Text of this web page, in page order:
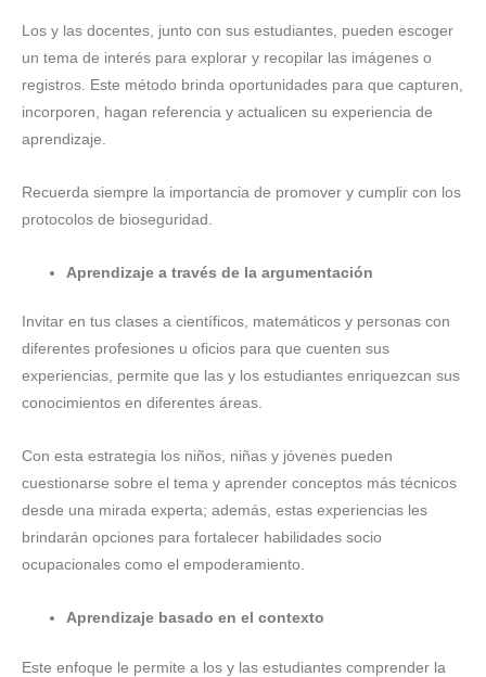
Los y las docentes, junto con sus estudiantes, pueden escoger
un tema de interés para explorar y recopilar las imágenes o
registros. Este método brinda oportunidades para que capturen,
incorporen, hagan referencia y actualicen su experiencia de
aprendizaje.
Recuerda siempre la importancia de promover y cumplir con los
protocolos de bioseguridad.
Aprendizaje a través de la argumentación
Invitar en tus clases a científicos, matemáticos y personas con
diferentes profesiones u oficios para que cuenten sus
experiencias, permite que las y los estudiantes enriquezcan sus
conocimientos en diferentes áreas.
Con esta estrategia los niños, niñas y jóvenes pueden
cuestionarse sobre el tema y aprender conceptos más técnicos
desde una mirada experta; además, estas experiencias les
brindarán opciones para fortalecer habilidades socio
ocupacionales como el empoderamiento.
Aprendizaje basado en el contexto
Este enfoque le permite a los y las estudiantes comprender la